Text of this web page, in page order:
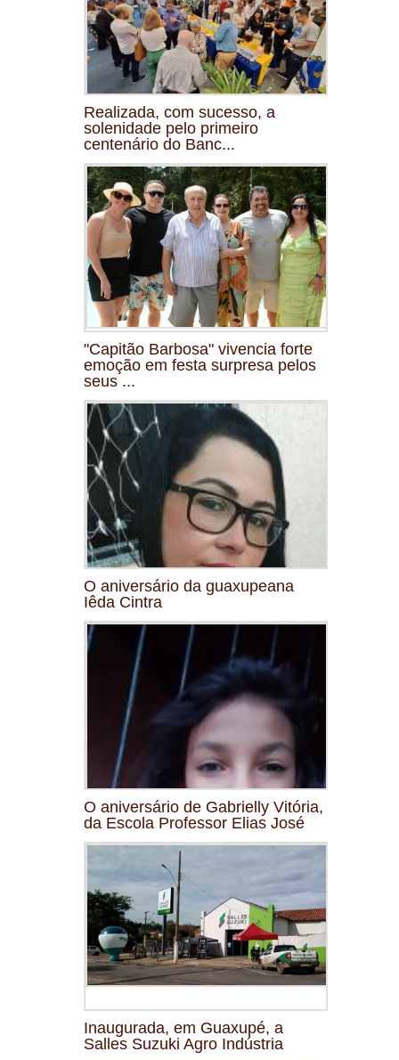
Realizada, com sucesso, a
solenidade pelo primeiro
centenário do Banc...
"Capitão Barbosa" vivencia forte
emoção em festa surpresa pelos
seus ...
O aniversário da guaxupeana
Iêda Cintra
O aniversário de Gabrielly Vitória,
da Escola Professor Elias José
Inaugurada, em Guaxupé, a
Salles Suzuki Agro Indústria